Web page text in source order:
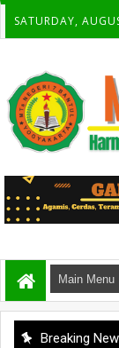
SATURDAY,
Breaking